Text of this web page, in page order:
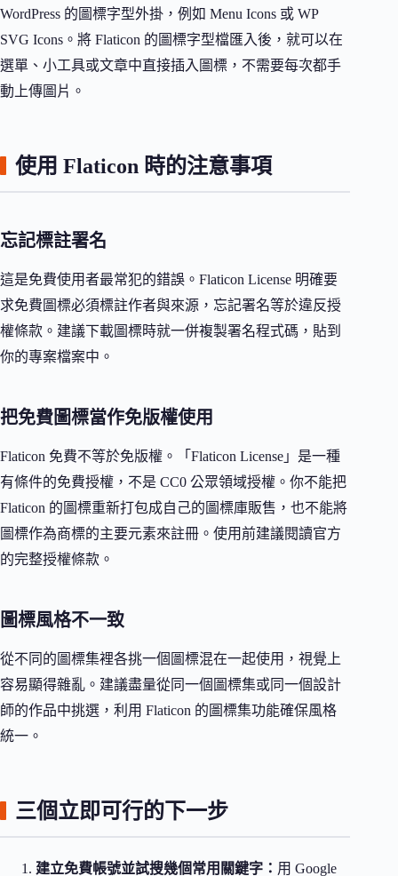
WordPress 的圖標字型外掛，例如 Menu Icons 或 WP
SVG Icons。將 Flaticon 的圖標字型檔匯入後，就可以在
選單、小工具或文章中直接插入圖標，不需要每次都手
動上傳圖片。
使用 Flaticon 時的注意事項
忘記標註署名
這是免費使用者最常犯的錯誤。Flaticon License 明確要
求免費圖標必須標註作者與來源，忘記署名等於違反授
權條款。建議下載圖標時就一併複製署名程式碼，貼到
你的專案檔案中。
把免費圖標當作免版權使用
Flaticon 免費不等於免版權。「Flaticon License」是一種
有條件的免費授權，不是 CC0 公眾領域授權。你不能把
Flaticon 的圖標重新打包成自己的圖標庫販售，也不能將
圖標作為商標的主要元素來註冊。使用前建議閱讀官方
的完整授權條款。
圖標風格不一致
從不同的圖標集裡各挑一個圖標混在一起使用，視覺上
容易顯得雜亂。建議盡量從同一個圖標集或同一個設計
師的作品中挑選，利用 Flaticon 的圖標集功能確保風格
統一。
三個立即可行的下一步
建立免費帳號並試搜幾個常用關鍵字： 用 Google